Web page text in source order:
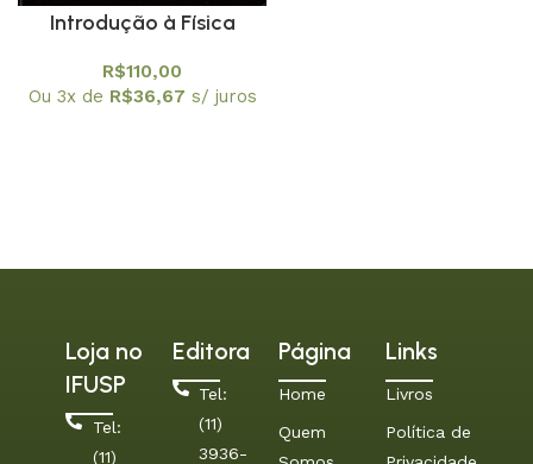
Introdução à Física
R$110,00
Ou 3x de R$36,67 s/ juros
Loja no
IFUSP
Tel:
(11)
Editora
Tel:
(11)
3936-
Página
Home
Quem
Links
Livros
Política de